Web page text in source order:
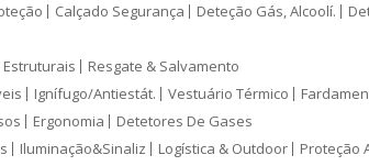
Calçado Segurança Deteção Gás, Alcoolí.
Resgate & Salvamento
Ignífugo/Antiestát. Vestuário Térmico
Ergonomia Detetores De Gases
Iluminação&Sinaliz Logística & Outdoor Proteção